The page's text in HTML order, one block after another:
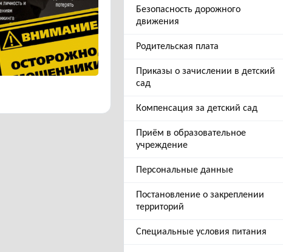
Безопасность дорожного
движения
Родительская плата
Приказы о зачислении в детский
сад
Компенсация за детский сад
Приём в образовательное
учреждение
Персональные данные
Постановление о закреплении
территорий
Специальные условия питания